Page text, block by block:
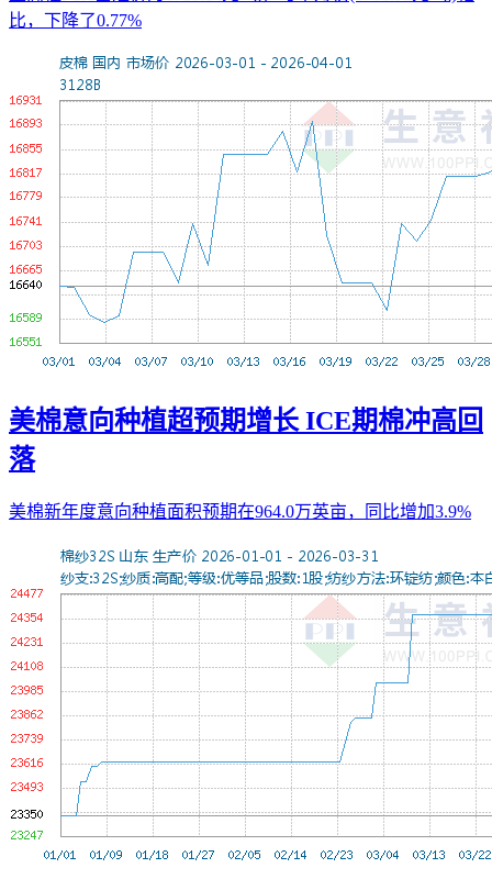
比，下降了0.77%
美棉意向种植超预期增长 ICE期棉冲高回
落
美棉新年度意向种植面积预期在964.0万英亩，同比增加3.9%